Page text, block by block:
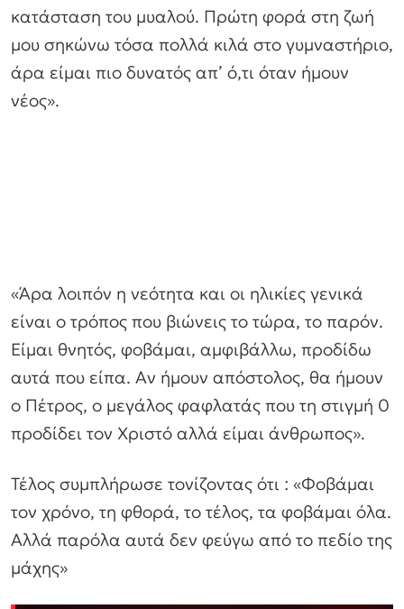
κατάσταση του μυαλού. Πρώτη φορά στη ζωή
μου σηκώνω τόσα πολλά κιλά στο γυμναστήριο,
άρα είμαι πιο δυνατός απ’ ό,τι όταν ήμουν
νέος».
«Άρα λοιπόν η νεότητα και οι ηλικίες γενικά
είναι ο τρόπος που βιώνεις το τώρα, το παρόν.
Είμαι θνητός, φοβάμαι, αμφιβάλλω, προδίδω
αυτά που είπα. Αν ήμουν απόστολος, θα ήμουν
ο Πέτρος, ο μεγάλος φαφλατάς που τη στιγμή 0
προδίδει τον Χριστό αλλά είμαι άνθρωπος».
Τέλος συμπλήρωσε τονίζοντας ότι : «Φοβάμαι
τον χρόνο, τη φθορά, το τέλος, τα φοβάμαι όλα.
Αλλά παρόλα αυτά δεν φεύγω από το πεδίο της
μάχης»